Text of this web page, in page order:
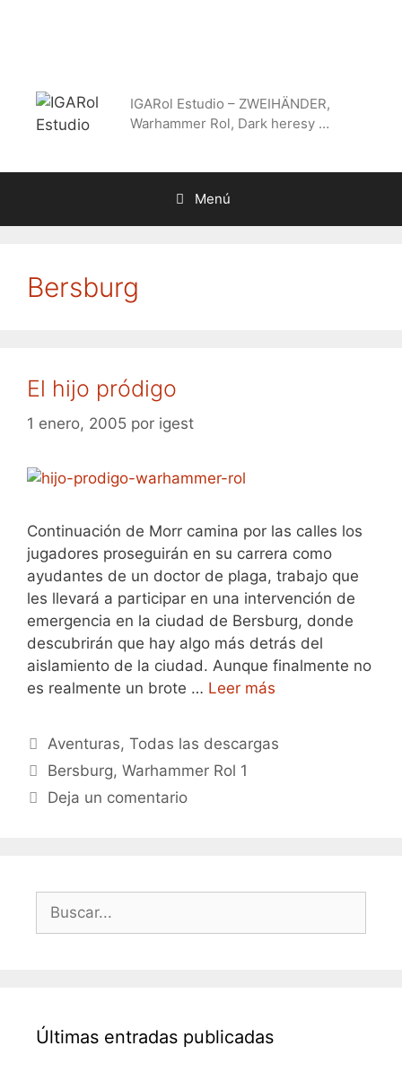
IGARol Estudio – ZWEIHÄNDER,
Warhammer Rol, Dark heresy …
Menú
Bersburg
El hijo pródigo
1 enero, 2005 por igest
Continuación de Morr camina por las calles los
jugadores proseguirán en su carrera como
ayudantes de un doctor de plaga, trabajo que
les llevará a participar en una intervención de
emergencia en la ciudad de Bersburg, donde
descubrirán que hay algo más detrás del
aislamiento de la ciudad. Aunque finalmente no
es realmente un brote … Leer más
Categorías
Aventuras,Todas las descargas
Etiquetas
Bersburg,Warhammer Rol 1
Deja un comentario
Últimas entradas publicadas